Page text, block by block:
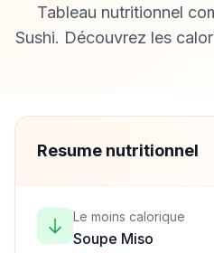
Tableau nutritionnel
Sushi. Découvrez les
Resume nutritionnel
Le moins calorique
Soupe Miso